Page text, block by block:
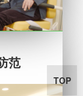
范
TOP